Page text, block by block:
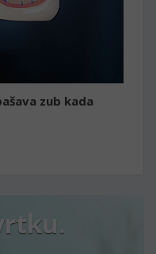
zub kada